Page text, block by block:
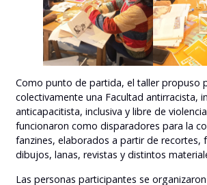
Como punto de partida, el taller propuso
colectivamente una Facultad antirracista,
anticapacitista, inclusiva y libre de
funcionaron como disparadores para la
fanzines, elaborados a partir de recortes,
dibujos, lanas, revistas y distintos
Las personas participantes se